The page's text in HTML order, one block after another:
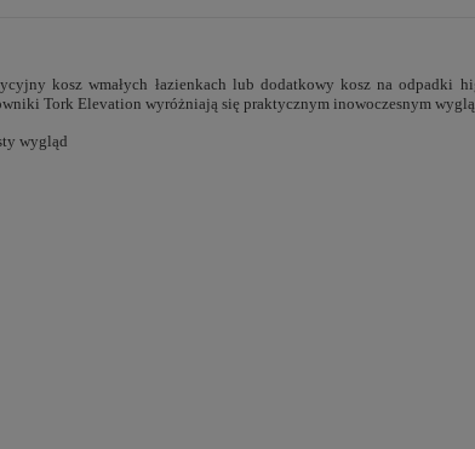
kosz wmałych łazienkach lub dodatkowy kosz na odpadki
Tork Elevation wyróżniają się praktycznym inowoczesnym
wygląd